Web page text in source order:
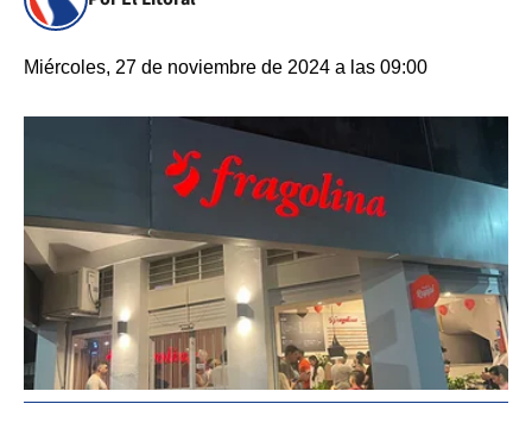
Miércoles, 27 de noviembre de 2024 a las 09:00